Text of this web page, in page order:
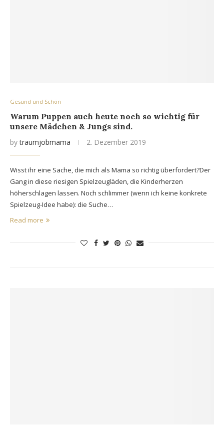
Gesund und Schön
Warum Puppen auch heute noch so wichtig für
unsere Mädchen & Jungs sind.
bytraumjobmama 2. Dezember 2019
Wisst ihr eine Sache, die mich als Mama so richtig überfordert?Der
Gang in diese riesigen Spielzeugläden, die Kinderherzen
höherschlagen lassen. Noch schlimmer (wenn ich keine konkrete
Spielzeug-Idee habe): die Suche…
Read more